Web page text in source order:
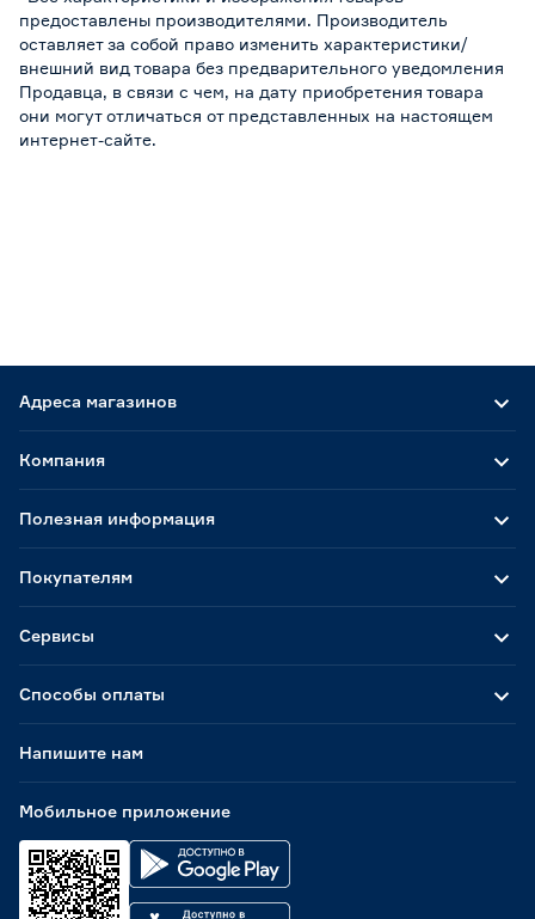
предоставлены производителями. Производитель
оставляет за собой право изменить характеристики/
внешний вид товара без предварительного уведомления
Продавца, в связи с чем, на дату приобретения товара
они могут отличаться от представленных на настоящем
интернет-сайте.
Адреса магазинов
Способы оплаты
Мобильное приложение
Компания
Полезная информация
Покупателям
Сервисы
Напишите нам